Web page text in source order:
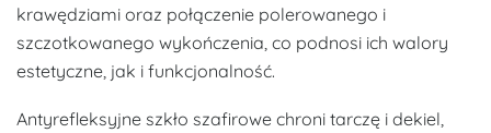
krawędziami oraz połączenie polerowanego i
szczotkowanego wykończenia, co podnosi ich walory
estetyczne, jak i funkcjonalność.
Antyrefleksyjne szkło szafirowe chroni tarczę i dekiel,